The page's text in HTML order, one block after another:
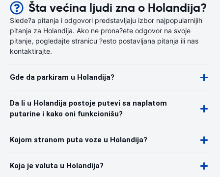
Šta većina ljudi zna o Holandija?
Slede?a pitanja i odgovori predstavljaju izbor najpopularnijih
pitanja za Holandija. Ako ne prona?ete odgovor na svoje
pitanje, pogledajte stranicu ?esto postavljana pitanja ili nas
kontaktirajte.
Gde da parkiram u Holandija?
Da li u Holandija postoje putevi sa naplatom
putarine i kako oni funkcionišu?
Kojom stranom puta voze u Holandija?
Koja je valuta u Holandija?